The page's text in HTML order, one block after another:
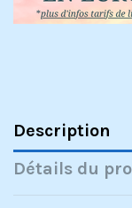
Description
Détails du